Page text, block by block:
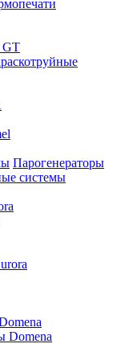
GT
Парогенераторы
системы
Domena